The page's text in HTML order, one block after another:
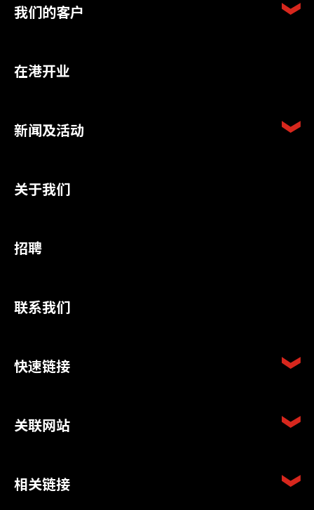
我们的客户
在港开业
新闻及活动
关于我们
招聘
联系我们
快速链接
关联网站
相关链接